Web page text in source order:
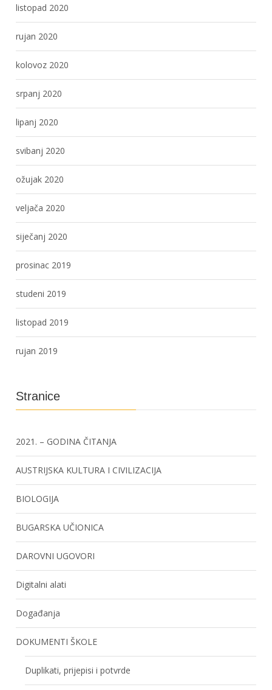
listopad 2020
rujan 2020
kolovoz 2020
srpanj 2020
lipanj 2020
svibanj 2020
ožujak 2020
veljača 2020
siječanj 2020
prosinac 2019
studeni 2019
listopad 2019
rujan 2019
Stranice
2021. – GODINA ČITANJA
AUSTRIJSKA KULTURA I CIVILIZACIJA
BIOLOGIJA
BUGARSKA UČIONICA
DAROVNI UGOVORI
Digitalni alati
Događanja
DOKUMENTI ŠKOLE
Duplikati, prijepisi i potvrde